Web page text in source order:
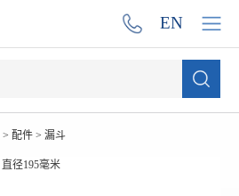
EN
> 配件> 漏斗